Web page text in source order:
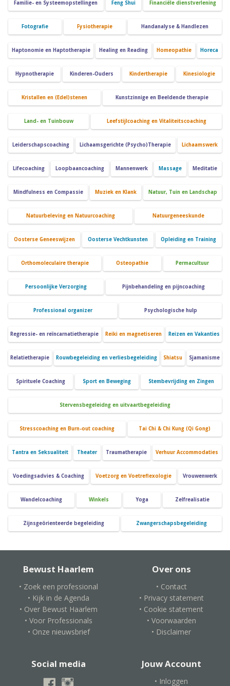
Familie- en Systeemopstellingen Feng Shui Financiële dienstverlening
Fotografie Fysiotherapie Handanalyse & Handlezen
Haptonomie en Haptotherapie Healing en Reading Homeopathie Horeca
Hypnotherapie Kinderen-Ouders Kindertherapie Kinesiologie
Kristallen en (Edel)stenen Kunstzinnige en Beeldende therapie
Land- en Tuinbouw Leefstijlcoaching en Vitaliteitscoaching
Leiderschapscoaching Lichaamsgerichte (Psycho)Therapie Lichaamswerk
Lifecoaching Loopbaancoaching Mannenwerk Massage Meditatie
Mindfulness en Compassie Muziek en Klank Natuur, Tuin en Landschap
Natuurbeleving en Natuurcoaching Natuurgeneeskunde
Oosterse Geneeswijzen Oosterse Vechtkunsten Opleiding en Training
Orthomoleculaire therapie Osteopathie Permacultuur
Persoonlijke Verzorging Pijnbehandeling en pijncoaching
Professional organizer Psychologische hulp
Regressie- en reïncarnatietherapie Reiki en magnetiseren Reizen en Vakanties
Relatietherapie Rouwbegeleiding en verliesbegeleiding Shiatsu Sjamanisme
Spirituele Coaching Sport en Beweging Stembevrijding en Zingen
Stervensbegeleidng en uitvaartbegeleiding
Stresscoaching en Burn-out coaching Tai Chi & Chi Kung (Qi Gong)
Tantra en Seksualiteit Theater Traumatherapie Verhuur Accommodaties
Voedingsadvies & Coaching Voetzorg en Voetreflexologie Vrouwenwerk
Wandelcoaching Winkels Yoga Zelfrealisatie
Zijnsgeörienteerde begeleiding Zwangerschapsbegeleiding
Bewust Haarlem
• Zoek een professional
• Kijk in de Agenda
• Over Bewust Haarlem
• Voor Professionals
• Onze nieuwsbrief
Over ons
• Contact
• Privacy statement
• Cookie statement
• Voorwaarden
• Disclaimer
Social media Jouw Account
• Inloggen